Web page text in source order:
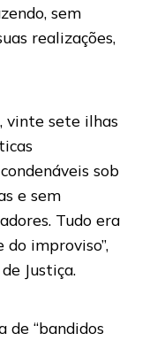
sem
realizações,
vinte sete ilhas
sob
e sem
Tudo era
improviso”,
Justiça.
de “bandidos